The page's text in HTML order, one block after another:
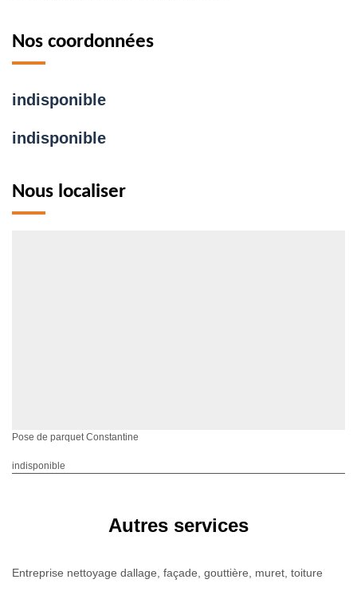
Nos coordonnées
indisponible
indisponible
Nous localiser
Pose de parquet Constantine
indisponible
Autres services
Entreprise nettoyage dallage, façade, gouttière, muret, toiture